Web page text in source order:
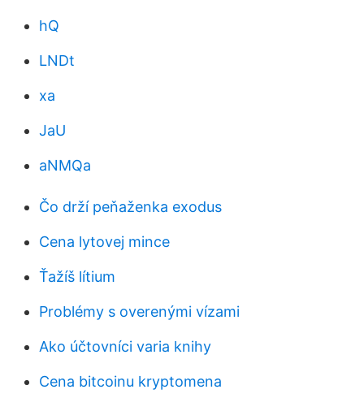
hQ
LNDt
xa
JaU
aNMQa
Čo drží peňaženka exodus
Cena lytovej mince
Ťažíš lítium
Problémy s overenými vízami
Ako účtovníci varia knihy
Cena bitcoinu kryptomena